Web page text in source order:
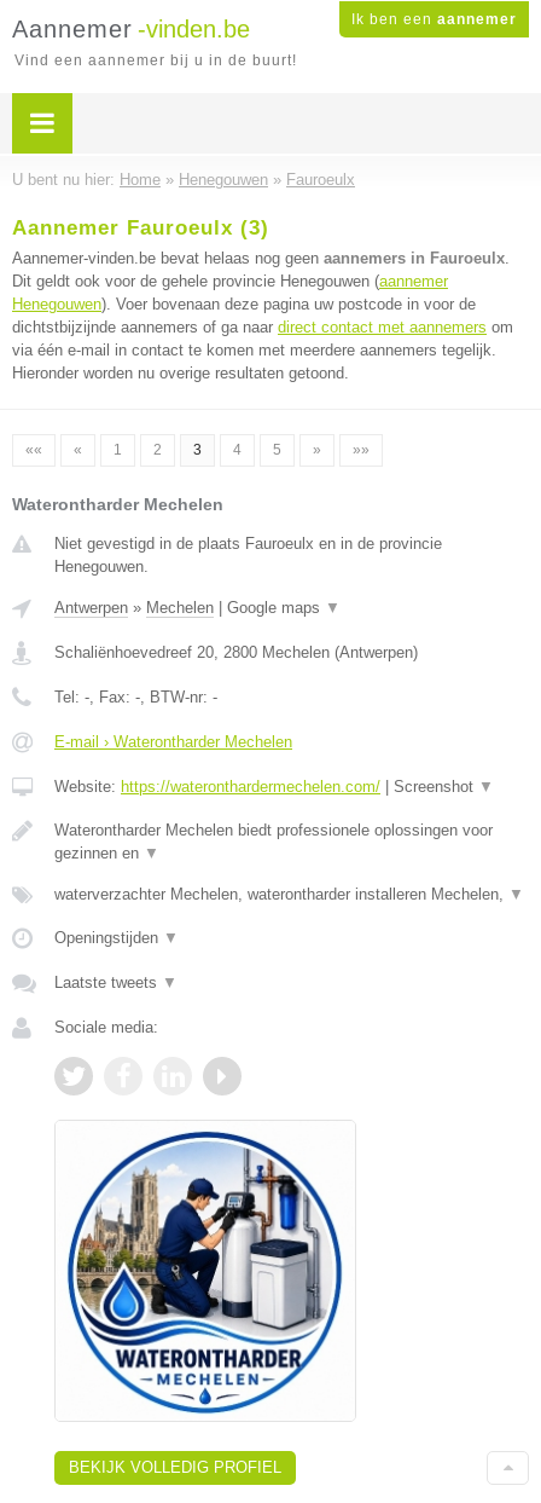
Ik ben een aannemer
Aannemer -vinden.be
Vind een aannemer bij u in de buurt!
U bent nu hier: Home » Henegouwen » Fauroeulx
Aannemer Fauroeulx (3)
Aannemer-vinden.be bevat helaas nog geen aannemers in Fauroeulx.
Dit geldt ook voor de gehele provincie Henegouwen (aannemer
Henegouwen). Voer bovenaan deze pagina uw postcode in voor de
dichtstbijzijnde aannemers of ga naar direct contact met aannemers om
via één e-mail in contact te komen met meerdere aannemers tegelijk.
Hieronder worden nu overige resultaten getoond.
«« « 1 2 3 4 5 » »»
Waterontharder Mechelen
Niet gevestigd in de plaats Fauroeulx en in de provincie
Henegouwen.
Antwerpen » Mechelen Google maps ▼
Schaliënhoevedreef 20, 2800 Mechelen (Antwerpen)
Tel: -, Fax: -, BTW-nr: -
E-mail › Waterontharder Mechelen
Website: https://wateronthardermechelen.com/ Screenshot ▼
Waterontharder Mechelen biedt professionele oplossingen voor
gezinnen en ▼
waterverzachter Mechelen, waterontharder installeren Mechelen, ▼
Openingstijden ▼
Laatste tweets ▼
Sociale media:
BEKIJK VOLLEDIG PROFIEL